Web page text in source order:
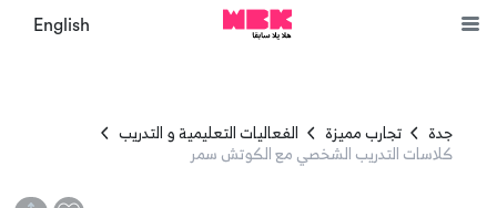
English
جدة تجارب مميزة الفعاليات التعليمية و التدريب
كلاسات التدريب الشخصي مع الكوتش سمر